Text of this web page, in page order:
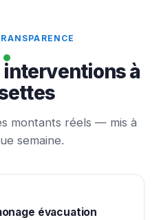
à
montants réels — mis à
semaine.
évacuation